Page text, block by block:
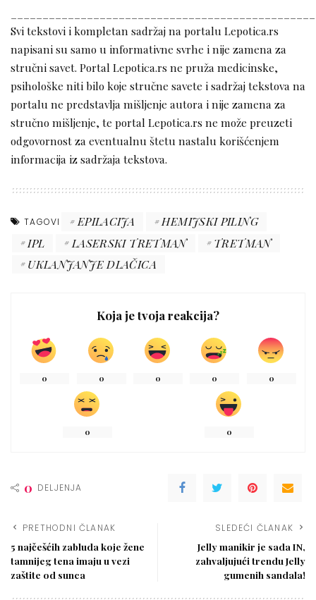
Svi tekstovi i kompletan sadržaj na portalu Lepotica.rs
napisani su samo u informativne svrhe i nije zamena za
stručni savet. Portal Lepotica.rs ne pruža medicinske,
psihološke niti bilo koje stručne savete i sadržaj tekstova na
portalu ne predstavlja mišljenje autora i nije zamena za
stručno mišljenje, te portal Lepotica.rs ne može preuzeti
odgovornost za eventualnu štetu nastalu korišćenjem
informacija iz sadržaja tekstova.
TAGOVI EPILACIJA
HEMIJSKI PILING
IPL
LASERSKI TRETMAN
TRETMAN
UKLANJANJE DLAČICA
Koja je tvoja reakcija?
0 0 0 0 0
0 0
0 DELJENJA
PRETHODNI ČLANAK
5 najčešćih zabluda koje žene
tamnijeg tena imaju u vezi
zaštite od sunca
SLEDEĆI ČLANAK
Jelly manikir je sada IN,
zahvaljujući trendu Jelly
gumenih sandala!